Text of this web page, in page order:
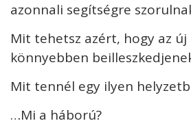
azonnali segítségre
Mit tehetsz azért, hogy az
könnyebben
Mit tennél egy ilyen
…Mi a háború?